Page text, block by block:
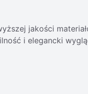
jakości
i elegancki